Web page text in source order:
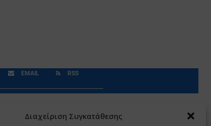
Διαχείριση Συγκατάθεσης
EMAIL RSS